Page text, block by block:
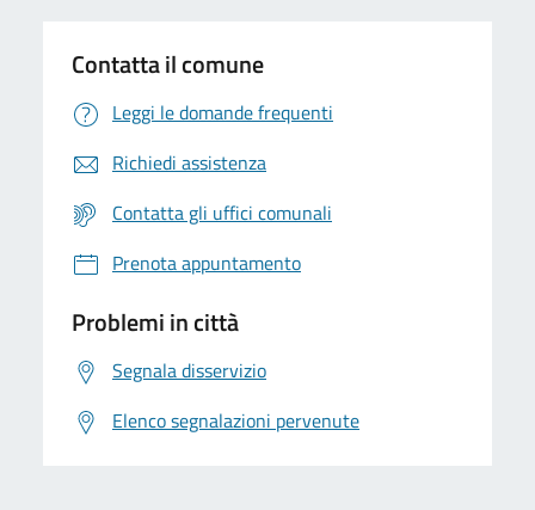
Contatta il comune
Leggi le domande frequenti
Richiedi assistenza
Contatta gli uffici comunali
Prenota appuntamento
Problemi in città
Segnala disservizio
Elenco segnalazioni pervenute